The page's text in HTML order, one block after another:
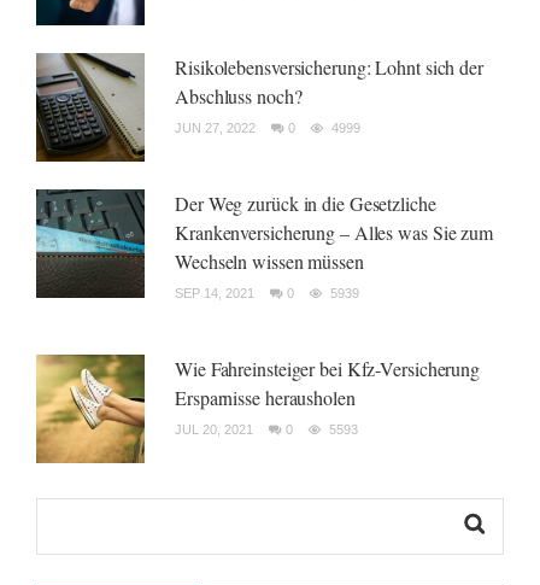
Risikolebensversicherung: Lohnt sich der
Abschluss noch?
JUN 27, 2022 0 4999
Der Weg zurück in die Gesetzliche
Krankenversicherung – Alles was Sie zum
Wechseln wissen müssen
SEP 14, 2021 0 5939
Wie Fahreinsteiger bei Kfz-Versicherung
Ersparnisse herausholen
JUL 20, 2021 0 5593